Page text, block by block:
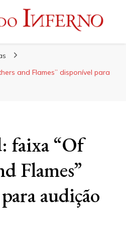
and Flames” disponível para
faixa “Of
Flames”
audição